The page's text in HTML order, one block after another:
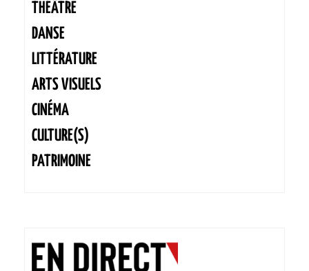
THÉÂTRE
DANSE
LITTÉRATURE
ARTS VISUELS
CINÉMA
CULTURE(S)
PATRIMOINE